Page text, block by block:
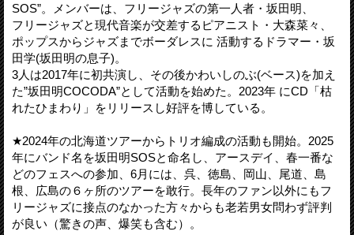
SOS”。メンバーは、フリージャズの第一人者・坂田明、
フリージャズと現代音楽が交差するピアニスト・大森菜々、
ポップスからジャズまでボーダレスに 活動するドラマー・坂
田学(坂田明の息子)。
3人は2017年に初共演し、その後かわいしのぶ(ベース)を加え
た”坂田明COCODA”として活動を始めた。2023年 にCD「枯
れたひまわり」をリリースし好評を博している。
★2024年の北海道ツアーからトリオ編成の活動も開始。2025
年にバンド名を坂田明SOSと命名し、アースデイ、春一番な
どのフェスへの参加、6月には、呉、徳島、岡山、尾道、島
根、広島の６ヶ所のツアーを敢行。長年のファン以外にもフ
リージャズに接点のなかった方々からも老若男女問わず評判
が良い（驚きの声、爆笑も含む）。